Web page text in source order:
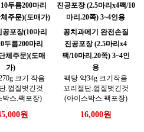
공포장(10마리
두름200마리
체주문)(도매
가)
크기 작음
.껍질벗긴것
박스.팩포장)
원
꽁치과메기 완전손질
진공포장 (2.5마리x4
팩/10마리.20쪽) 3~4인
용
팩당 약34g 크기작음
꼬리절단.껍질벗긴것
(아이스박스.팩포장)
16,000원